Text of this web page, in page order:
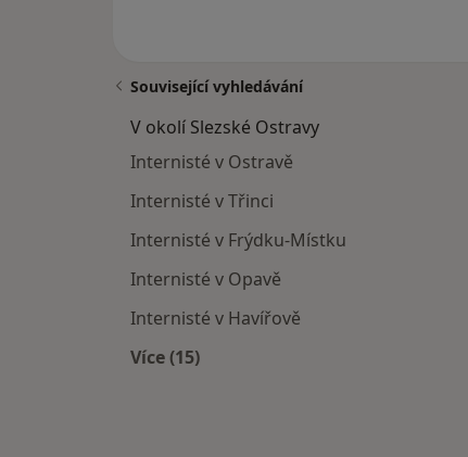
Související vyhledávání
V okolí Slezské Ostravy
Internisté v Ostravě
Internisté v Třinci
Internisté v Frýdku-Místku
Internisté v Opavě
Internisté v Havířově
Více (15)